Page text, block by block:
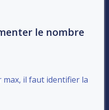
le nombre
max, il faut identifier la